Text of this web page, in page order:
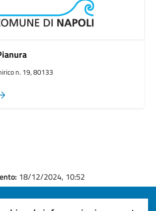
n. 19, 80133
18/12/2024, 10:52